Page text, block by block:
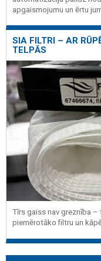
apgaismojumu un ērtu
SIA FILTRI – AR
TELPĀS
Tīrs gaiss nav greznība –
piemērotāko filtru un